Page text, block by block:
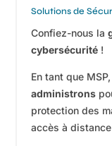
Solutions de
Confiez-nous la
cybersécurité !
En tant que MSP,
administrons
protection des
accès à